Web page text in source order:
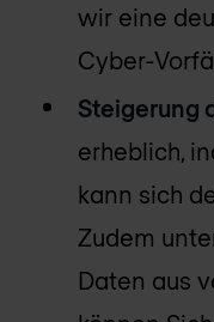
wir eine
Cyber-
Steigerung
erheblich,
kann sich
Zudem
Daten aus